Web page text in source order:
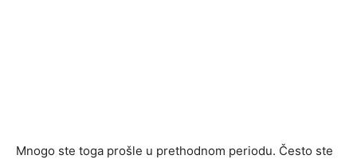
Mnogo ste toga prošle u prethodnom periodu. Često ste